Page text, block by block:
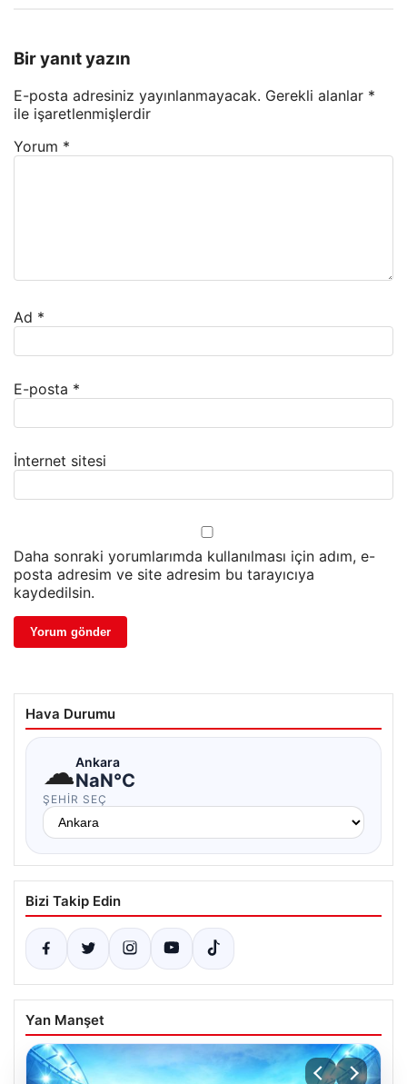
Bir yanıt yazın
E-posta adresiniz yayınlanmayacak. Gerekli alanlar *
ile işaretlenmişlerdir
Yorum *
Ad *
E-posta *
İnternet sitesi
Daha sonraki yorumlarımda kullanılması için adım, e-
posta adresim ve site adresim bu tarayıcıya
kaydedilsin.
Hava Durumu
☁Ankara
NaN°C
ŞEHIR SEÇ
Bizi Takip Edin
Yan Manşet